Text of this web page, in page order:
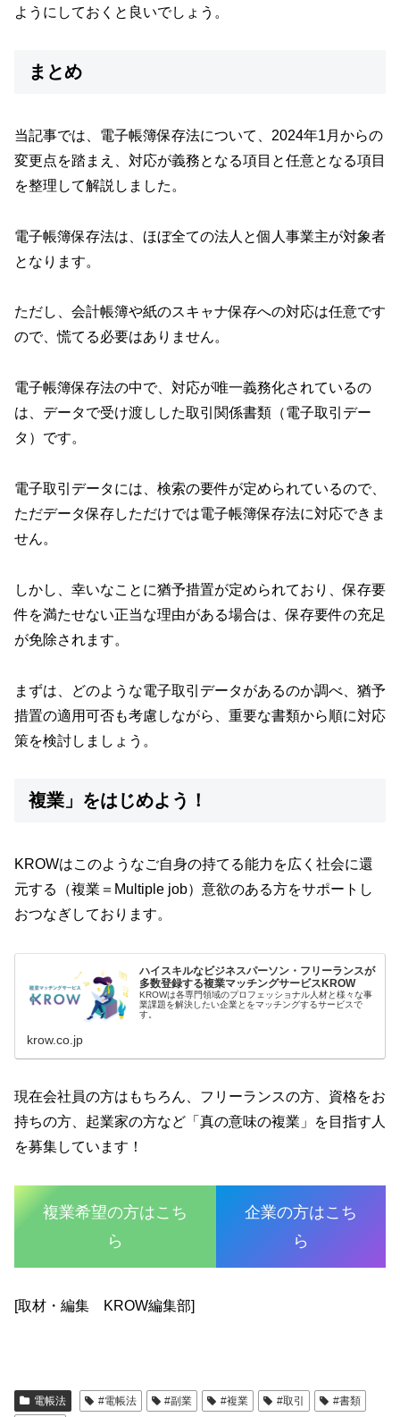
ようにしておくと良いでしょう。
まとめ
当記事では、電子帳簿保存法について、2024年1月からの
変更点を踏まえ、対応が義務となる項目と任意となる項目
を整理して解説しました。
電子帳簿保存法は、ほぼ全ての法人と個人事業主が対象者
となります。
ただし、会計帳簿や紙のスキャナ保存への対応は任意です
ので、慌てる必要はありません。
電子帳簿保存法の中で、対応が唯一義務化されているの
は、データで受け渡しした取引関係書類（電子取引デー
タ）です。
電子取引データには、検索の要件が定められているので、
ただデータ保存しただけでは電子帳簿保存法に対応できま
せん。
しかし、幸いなことに猶予措置が定められており、保存要
件を満たせない正当な理由がある場合は、保存要件の充足
が免除されます。
まずは、どのような電子取引データがあるのか調べ、猶予
措置の適用可否も考慮しながら、重要な書類から順に対応
策を検討しましょう。
複業」をはじめよう！
KROWはこのようなご自身の持てる能力を広く社会に還
元する（複業＝Multiple job）意欲のある方をサポートし
おつなぎしております。
ハイスキルなビジネスパーソン・フリーランスが
多数登録する複業マッチングサービスKROW
KROWは各専門領域のプロフェッショナル人材と様々な事
業課題を解決したい企業とをマッチングするサービスで
す。
krow.co.jp
現在会社員の方はもちろん、フリーランスの方、資格をお
持ちの方、起業家の方など「真の意味の複業」を目指す人
を募集しています！
複業希望の方はこち
ら
企業の方はこち
ら
[取材・編集 KROW編集部]
電帳法 #電帳法 #副業 #複業 #取引
#書類